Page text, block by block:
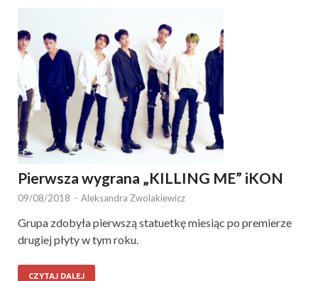
Pierwsza wygrana „KILLING ME” iKON
09/08/2018 - Aleksandra Zwolakiewicz
Grupa zdobyła pierwszą statuetkę miesiąc po premierze
drugiej płyty w tym roku.
CZYTAJ DALEJ